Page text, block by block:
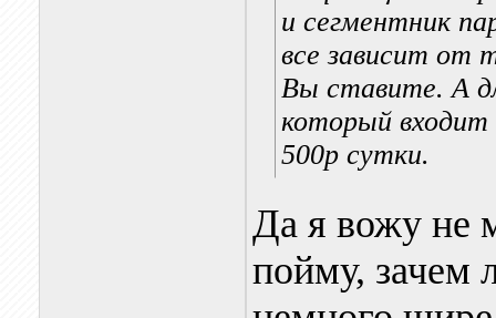
и сегментник
все зависит от
Вы ставите. А
который
500р сутки.
Да я вожу не
пойму, зачем